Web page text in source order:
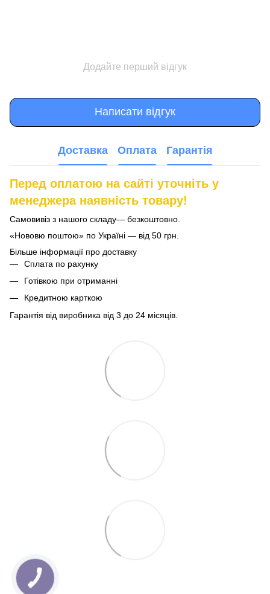
Додайте перший відгук
Написати відгук
Доставка Оплата Гарантія
Перед оплатою на сайті уточніть у
менеджера наявність товару!
Самовивіз з нашого складу— безкоштовно.
«Нововю поштою» по Україні — від 50 грн.
Більше інформації про доставку
Сплата по рахунку
Готівкою при отриманні
Кредитною карткою
Гарантія від виробника від 3 до 24 місяців.